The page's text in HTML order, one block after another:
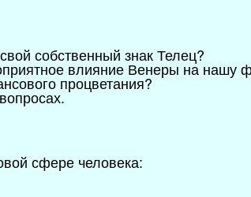
собственный знак Телец?
влияние Венеры на нашу
процветания?
сфере человека: